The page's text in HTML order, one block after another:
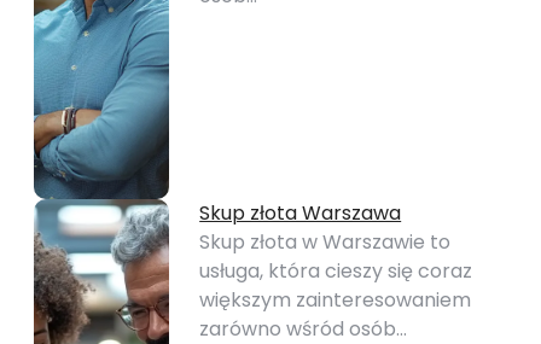
Skup złota Warszawa
Skup złota w Warszawie to
usługa, która cieszy się coraz
większym zainteresowaniem
zarówno wśród osób…